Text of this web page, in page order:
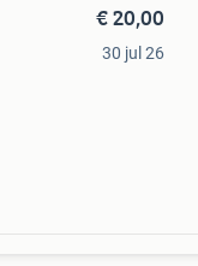
€ 20,00
30 jul 26